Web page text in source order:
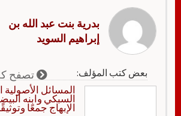
بدرية بنت عبد الله بن
إبراهيم السويد
بعض كتب المؤلف: تصفح
المسائل الأصولية
السبكي وابنه
الإبهاج جمعًا